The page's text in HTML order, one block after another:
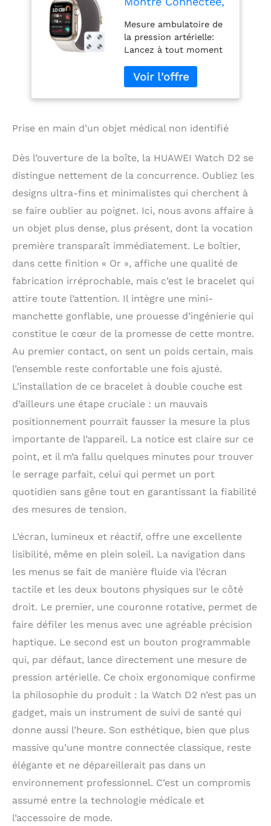
ambulatoire de la
Pression artérielle,
Analyse ECG,
Surveillez
fréquence
Cardiaque, SpO2,
fréquence
Android, Or Scale 3
Mesure ambulatoire de
la pression artérielle:
Lancez à tout moment
d’autosurveillance sur
24 heures pour voir où
en est votre tension et
même lorsque vous
de haut niveau, telles
que les valeurs
moyennes de la
pression artérielle
artérielle haute au
cours de la journée, de
la nuit et des dernières
pouls précis,
permettent de mieux
Corps monobloc
innovant avec bracelet
et airbag: Ce modèle 2
en 1 est équipé d’un
airbag mécanique ultra
fin de 26,5 mm qui
s’adapte parfaitement
Il évacue également la
transpiration et apaise
retiré et remplacé par
une simple pression sur
le bouton Quick Release
Rappels pratiques pour
la mesure de la
choisissez entre une
mesures à intervalles
réguliers, puis suivez
l’évolution de votre
tension artérielle au fil
du temps sans aucun
effort Indicateurs de
Obtenez des rapports
Health Glance en
quelques instants
contenant jusqu’à 8
indicateurs clés, dont
un tout nouvel
indicateur de bien-être
émotionnel. Vous
pouvez même consulter
des graphiques et des
immédiatement ce que
votre corps vous dit
Prise en main d’un objet médical non identifié
Dès l’ouverture de la boîte, la HUAWEI Watch D2 se
distingue nettement de la concurrence. Oubliez les
designs ultra-fins et minimalistes qui cherchent à
se faire oublier au poignet. Ici, nous avons affaire à
un objet plus dense, plus présent, dont la vocation
première transparaît immédiatement. Le boîtier,
dans cette finition « Or », affiche une qualité de
fabrication irréprochable, mais c’est le bracelet qui
attire toute l’attention. Il intègre une mini-
manchette gonflable, une prouesse d’ingénierie qui
constitue le cœur de la promesse de cette montre.
Au premier contact, on sent un poids certain, mais
l’ensemble reste confortable une fois ajusté.
L’installation de ce bracelet à double couche est
d’ailleurs une étape cruciale : un mauvais
positionnement pourrait fausser la mesure la plus
importante de l’appareil. La notice est claire sur ce
point, et il m’a fallu quelques minutes pour trouver
le serrage parfait, celui qui permet un port
quotidien sans gêne tout en garantissant la fiabilité
des mesures de tension.
L’écran, lumineux et réactif, offre une excellente
lisibilité, même en plein soleil. La navigation dans
les menus se fait de manière fluide via l’écran
tactile et les deux boutons physiques sur le côté
droit. Le premier, une couronne rotative, permet de
faire défiler les menus avec une agréable précision
haptique. Le second est un bouton programmable
qui, par défaut, lance directement une mesure de
pression artérielle. Ce choix ergonomique confirme
la philosophie du produit : la Watch D2 n’est pas un
gadget, mais un instrument de suivi de santé qui
donne aussi l’heure. Son esthétique, bien que plus
massive qu’une montre connectée classique, reste
élégante et ne dépareillerait pas dans un
environnement professionnel. C’est un compromis
assumé entre la technologie médicale et
l’accessoire de mode.